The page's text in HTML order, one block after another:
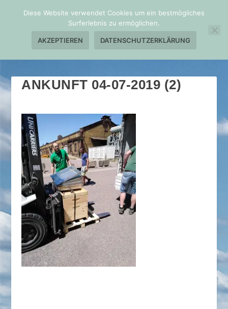
ANKUNFT 04-07-2019 (2)
Diese Website verwendet Cookies um ein bestmögliches
Surferlebnis zu ermöglichen.
AKZEPTIEREN DATENSCHUTZERKLÄRUNG